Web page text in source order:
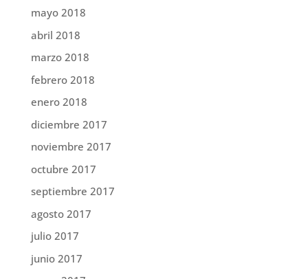
mayo 2018
abril 2018
marzo 2018
febrero 2018
enero 2018
diciembre 2017
noviembre 2017
octubre 2017
septiembre 2017
agosto 2017
julio 2017
junio 2017